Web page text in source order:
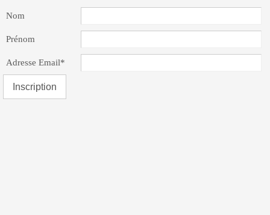
Nom
Prénom
Adresse Email*